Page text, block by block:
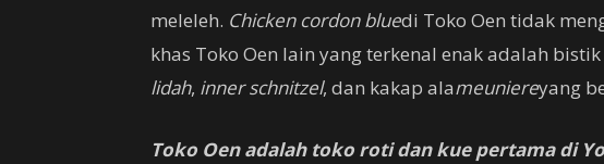
meleleh. Chicken cordon bluedi Toko Oen tidak
khas Toko Oen lain yang terkenal enak adalah bistik
lidah, inner schnitzel, dan kakap alameuniereyang
Toko Oen adalah toko roti dan kue pertama di